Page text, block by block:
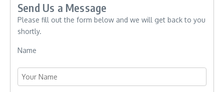
Send Us a Message
Please fill out the form below and we will get back to you
shortly.
Name